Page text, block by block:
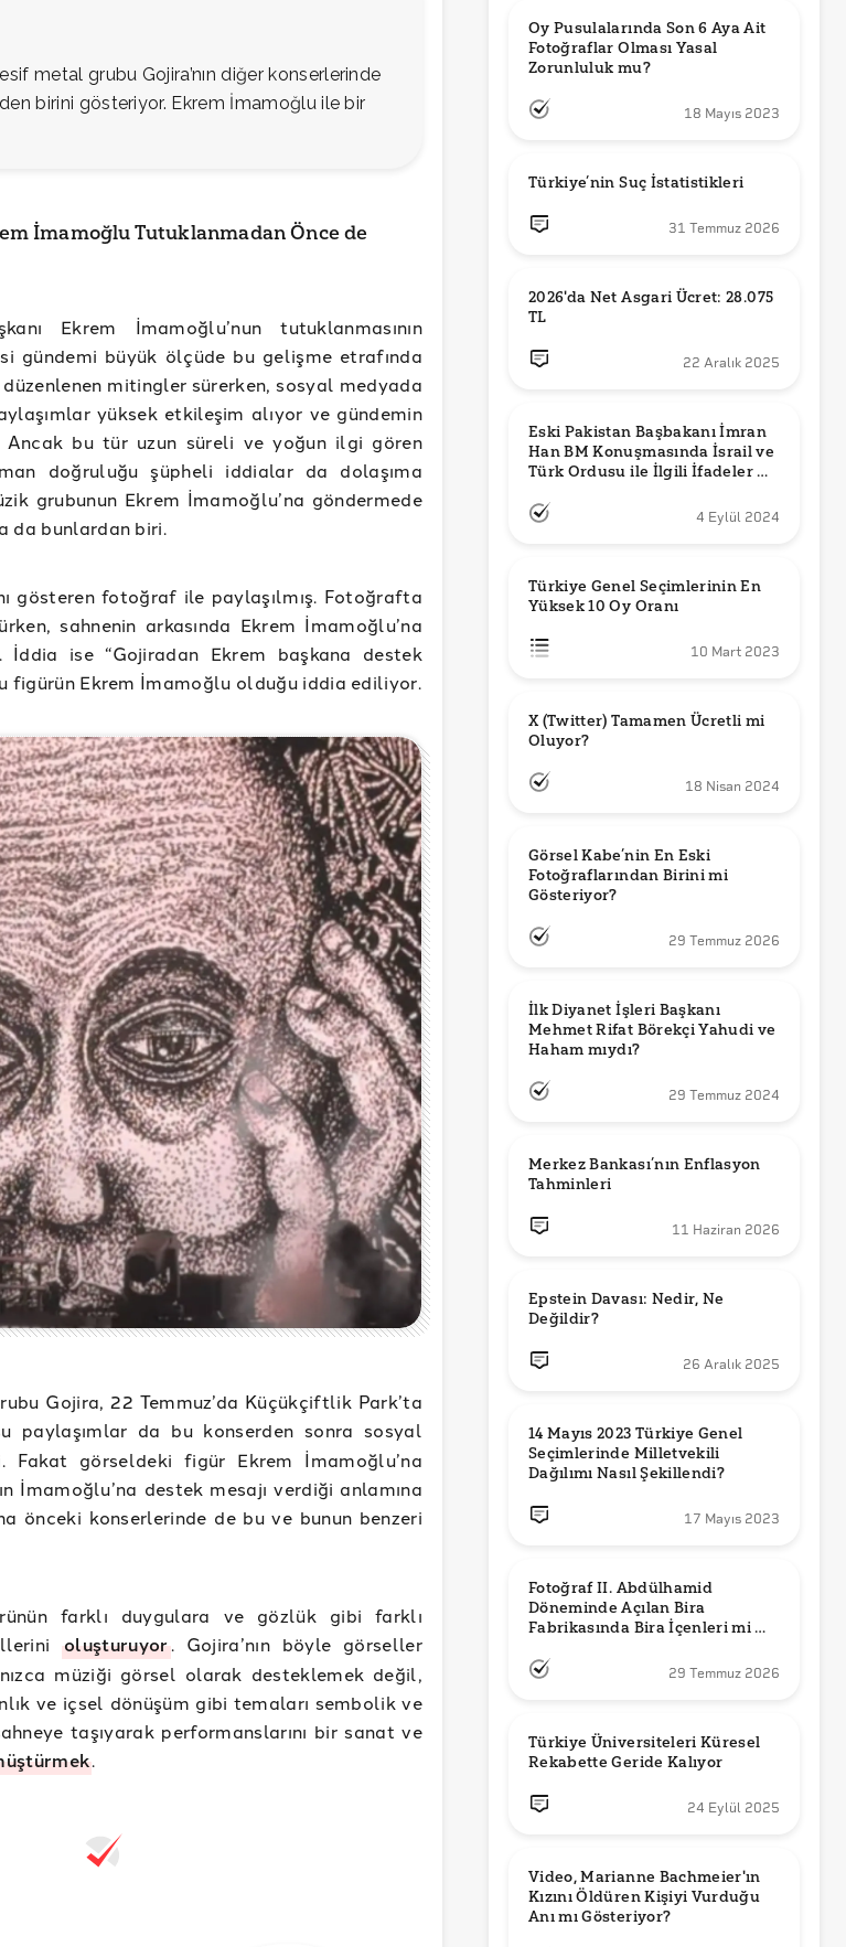
metal grubu Gojira’nın diğer konserlerinde
birini gösteriyor. Ekrem İmamoğlu ile bir
İmamoğlu Tutuklanmadan Önce de
Ekrem İmamoğlu’nun tutuklanmasının
gündemi büyük ölçüde bu gelişme etrafında
mitingler sürerken, sosyal medyada
yüksek etkileşim alıyor ve gündemin
Ancak bu tür uzun süreli ve yoğun ilgi gören
doğruluğu şüpheli iddialar da dolaşıma
grubunun Ekrem İmamoğlu’na göndermede
da bunlardan biri.
gösteren fotoğraf ile paylaşılmış. Fotoğrafta
sahnenin arkasında Ekrem İmamoğlu’na
ise “Gojiradan Ekrem başkana destek
figürün Ekrem İmamoğlu olduğu iddia ediliyor.
Gojira, 22 Temmuz’da Küçükçiftlik Park’ta
paylaşımlar da bu konserden sonra sosyal
Fakat görseldeki figür Ekrem İmamoğlu’na
İmamoğlu’na destek mesajı verdiği anlamına
önceki konserlerinde de bu ve bunun benzeri
farklı duygulara ve gözlük gibi farklı
oluşturuyor. Gojira’nın böyle görseller
müziği görsel olarak desteklemek değil,
ve içsel dönüşüm gibi temaları sembolik ve
taşıyarak performanslarını bir sanat ve
.
Oy Pusulalarında Son 6 Aya Ait
Fotoğraflar Olması Yasal
Zorunluluk mu?
18 Mayıs 2023
Türkiye’nin Suç İstatistikleri
31 Temmuz 2026
2026'da Net Asgari Ücret: 28.075
TL
22 Aralık 2025
Eski Pakistan Başbakanı İmran
Han BM Konuşmasında İsrail ve
Türk Ordusu ile İlgili İfadeler mi
4 Eylül 2024
Türkiye Genel Seçimlerinin En
Yüksek 10 Oy Oranı
10 Mart 2023
X (Twitter) Tamamen Ücretli mi
Oluyor?
18 Nisan 2024
Görsel Kabe’nin En Eski
Fotoğraflarından Birini mi
Gösteriyor?
29 Temmuz 2026
İlk Diyanet İşleri Başkanı
Mehmet Rifat Börekçi Yahudi ve
Haham mıydı?
29 Temmuz 2024
Merkez Bankası’nın Enflasyon
Tahminleri
11 Haziran 2026
Epstein Davası: Nedir, Ne
Değildir?
26 Aralık 2025
14 Mayıs 2023 Türkiye Genel
Seçimlerinde Milletvekili
Dağılımı Nasıl Şekillendi?
17 Mayıs 2023
Fotoğraf II. Abdülhamid
Döneminde Açılan Bira
Fabrikasında Bira İçenleri mi
29 Temmuz 2026
Türkiye Üniversiteleri Küresel
Rekabette Geride Kalıyor
24 Eylül 2025
Video, Marianne Bachmeier'ın
Kızını Öldüren Kişiyi Vurduğu